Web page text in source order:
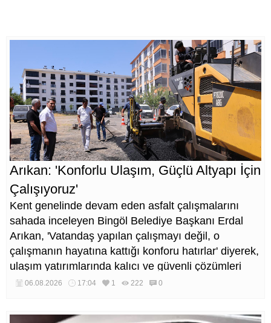
Arıkan: 'Konforlu Ulaşım, Güçlü Altyapı İçin
Çalışıyoruz'
Kent genelinde devam eden asfalt çalışmalarını
sahada inceleyen Bingöl Belediye Başkanı Erdal
Arıkan, 'Vatandaş yapılan çalışmayı değil, o
çalışmanın hayatına kattığı konforu hatırlar' diyerek,
ulaşım yatırımlarında kalıcı ve güvenli çözümleri
öncelediklerini söyledi. Arıkan, bu sezon yaklaşık 40
06.08.2026 17:04 1 222 0